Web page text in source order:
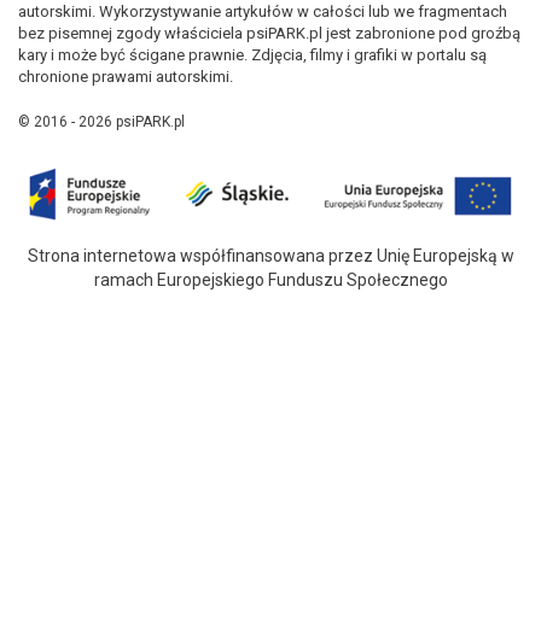
autorskimi. Wykorzystywanie artykułów w całości lub we fragmentach
bez pisemnej zgody właściciela psiPARK.pl jest zabronione pod groźbą
kary i może być ścigane prawnie. Zdjęcia, filmy i grafiki w portalu są
chronione prawami autorskimi.
© 2016 - 2026 psiPARK.pl
Strona internetowa współfinansowana przez Unię Europejską w
ramach Europejskiego Funduszu Społecznego